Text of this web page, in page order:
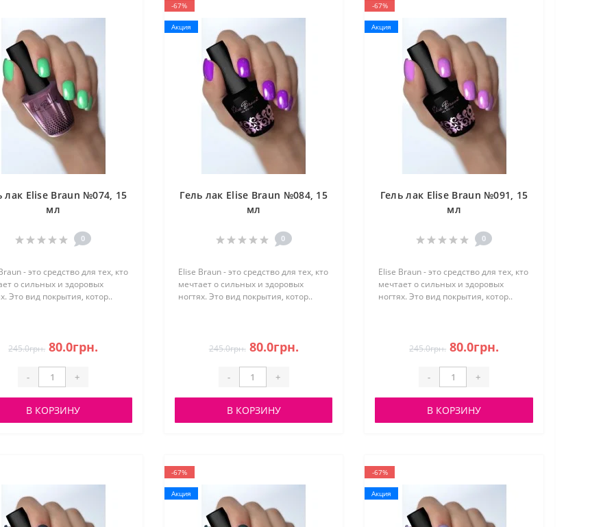
лак Elise Braun №074, 15
мл
0
- это средство для тех, кто
о сильных и здоровых
Это вид покрытия, котор..
245.0грн. 80.0грн.
- +
В КОРЗИНУ
-67%
Акция
Гель лак Elise Braun №084, 15
мл
0
Elise Braun - это средство для тех, кто
мечтает о сильных и здоровых
ногтях. Это вид покрытия, котор..
245.0грн. 80.0грн.
- +
В КОРЗИНУ
-67%
Акция
Гель лак Elise Braun №091, 15
мл
0
Elise Braun - это средство для тех, кто
мечтает о сильных и здоровых
ногтях. Это вид покрытия, котор..
245.0грн. 80.0грн.
- +
В КОРЗИНУ
-67%
Акция
-67%
Акция